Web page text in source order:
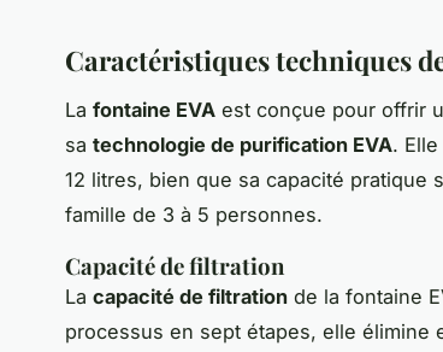
Caractéristiques techniques
La fontaine EVA est conçue pour offrir
sa technologie de purification EVA.
12 litres, bien que sa capacité
famille de 3 à 5 personnes.
Capacité de filtration
La capacité de filtration de la fontaine
processus en sept étapes, elle élimine